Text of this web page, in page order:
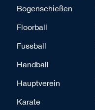
Bogenschießen
Floorball
Fussball
Handball
Hauptverein
Karate